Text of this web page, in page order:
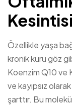
Özellikle yaşa
kronik kuru göz
Koenzim Q10 ve
ve kayıpsız
şarttır. Bu